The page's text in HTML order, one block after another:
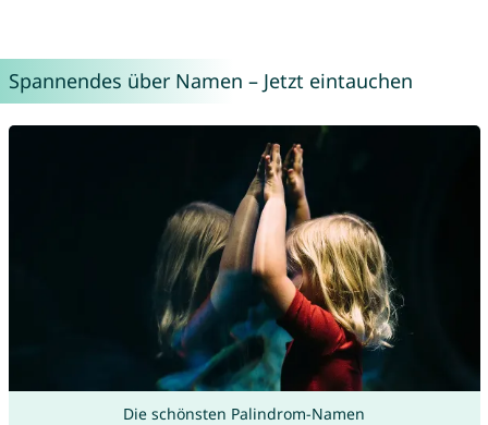
Spannendes über Namen – Jetzt eintauchen
Die schönsten Palindrom-Namen